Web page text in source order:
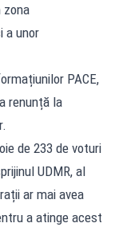
zona
a unor
PACE,
renunță la
de 233 de voturi
UDMR, al
ar mai avea
a atinge acest